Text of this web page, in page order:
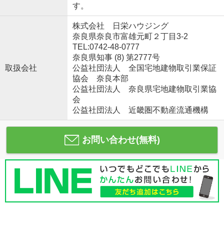
す。
取扱会社
株式会社 日栄ハウジング
奈良県奈良市富雄元町２丁目3-2
TEL:0742-48-0777
奈良県知事 (8) 第2777号
公益社団法人 全国宅地建物取引業保証
協会 奈良本部
公益社団法人 奈良県宅地建物取引業協
会
公益社団法人 近畿圏不動産流通機構
お問い合わせ(無料)